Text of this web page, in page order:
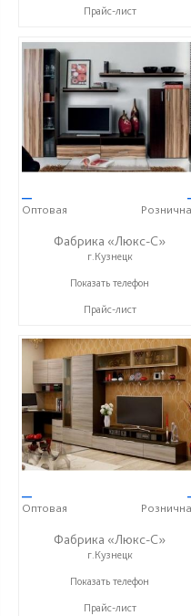
Прайс-лист
—
Оптовая
Фабрика «Люкс-С»
г.Кузнецк
+ 7 (999) 748-11-11
Показать телефон
Прайс-лист
—
Оптовая
Фабрика «Люкс-С»
г.Кузнецк
+ 7 (999) 748-11-11
Показать телефон
Прайс-лист